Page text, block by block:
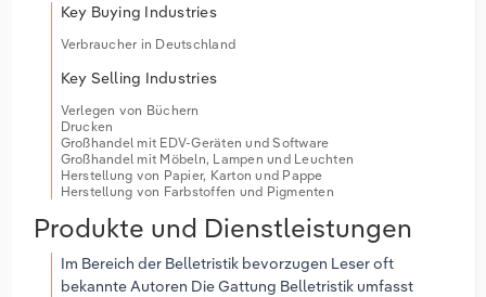
Key Buying Industries
Verbraucher in Deutschland
Key Selling Industries
Verlegen von Büchern
Drucken
Großhandel mit EDV-Geräten und Software
Großhandel mit Möbeln, Lampen und Leuchten
Herstellung von Papier, Karton und Pappe
Herstellung von Farbstoffen und Pigmenten
Produkte und Dienstleistungen
Im Bereich der Belletristik bevorzugen Leser oft
bekannte Autoren Die Gattung Belletristik umfasst